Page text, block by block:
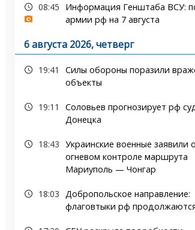
08:45
Информация Генштаба ВСУ:
армии рф на 7 августа
6 августа 2026, четверг
19:41
Силы обороны поразили
объекты
19:11
Соловьев прогнозирует рф
Донецка
18:43 Украинские военные заявили
огневом контроле маршрута
Мариуполь — Чонгар
18:03 Добропольское направление:
флаговтыки рф